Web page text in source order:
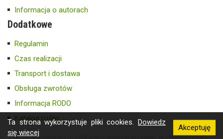
Informacja o autorach
Dodatkowe
Regulamin
Czas realizacji
Transport i dostawa
Obsługa zwrotów
Informacja RODO
Katalog roślin
© Gospodarstwo Szkółkarskie Andrzej Krzysiak. Wszystkie prawa
Ta strona wykorzystuje pliki cookies. Dowiedz
się wiecej
Akceptuję